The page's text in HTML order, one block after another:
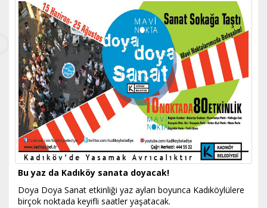
Bu yaz da Kadıköy sanata doyacak!
Doya Doya Sanat etkinliği yaz ayları boyunca Kadıköylülere
birçok noktada keyifli saatler yaşatacak.